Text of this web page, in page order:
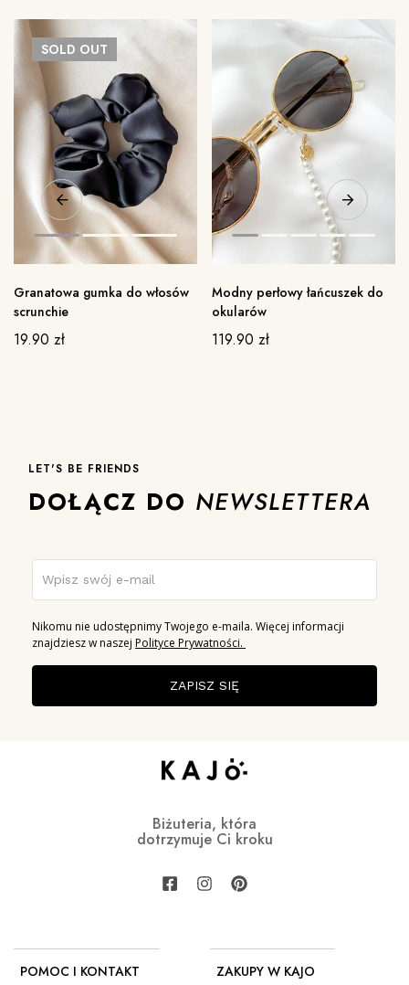
SOLD OUT
Granatowa gumka do włosów
scrunchie
19.90 zł
Modny perłowy łańcuszek do
okularów
119.90 zł
LET'S BE FRIENDS
DOŁĄCZ DO NEWSLETTERA
Nikomu nie udostępnimy Twojego e-maila. Więcej informacji
znajdziesz w naszej Polityce Prywatności.
ZAPISZ SIĘ
Biżuteria, która
dotrzymuje Ci kroku
POMOC I KONTAKT ZAKUPY W KAJO